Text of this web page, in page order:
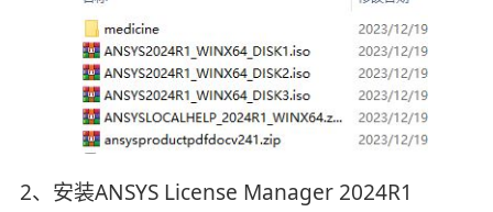
2、安装ANSYS License Manager 2024R1